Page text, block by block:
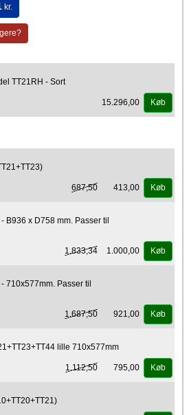
kr.
TT21RH - Sort
15.296,00 Køb
687,50 413,00 Køb
B936 x D758 mm. Passer til
1.833,34 1.000,00 Køb
710x577mm. Passer til
1.687,50 921,00 Køb
lille 710x577mm
1.112,50 795,00 Køb